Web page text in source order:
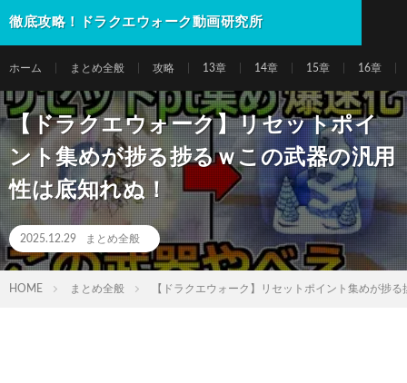
徹底攻略！ドラクエウォーク動画研究所
ホーム まとめ全般 攻略 13章 14章 15章 16章
【ドラクエウォーク】リセットポイ
ント集めが捗る捗るｗこの武器の汎用
性は底知れぬ！
2025.12.29 まとめ全般
HOME まとめ全般 【ドラクエウォーク】リセットポイント集めが捗